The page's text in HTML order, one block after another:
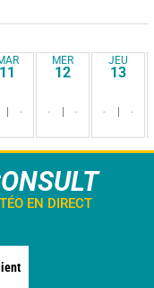
11
-
MER
12
- -
JEU
13
- -
EN DIRECT